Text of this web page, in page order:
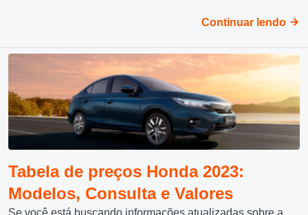
Continuar lendo
Tabela de preços Honda 2023:
Modelos, Consulta e Valores
Se você está buscando informações atualizadas sobre a